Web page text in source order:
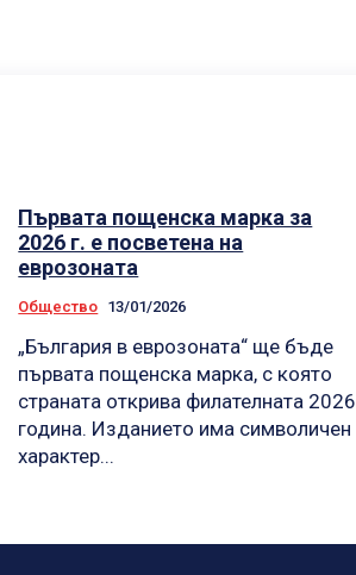
Първата пощенска марка за
2026 г. е посветена на
еврозоната
Общество 13/01/2026
„България в еврозоната“ ще бъде
първата пощенска марка, с която
страната открива филателната 2026
година. Изданието има символичен
характер...